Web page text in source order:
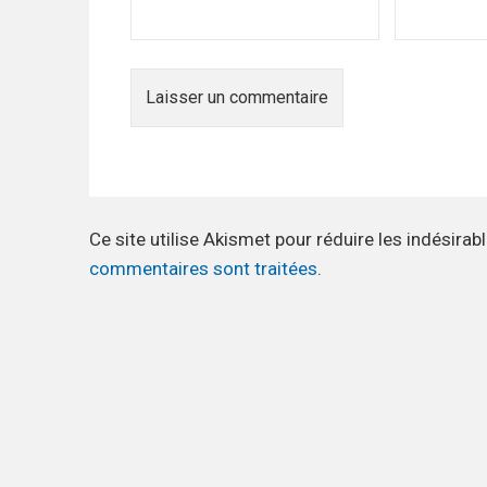
Ce site utilise Akismet pour réduire les
commentaires sont traitées.